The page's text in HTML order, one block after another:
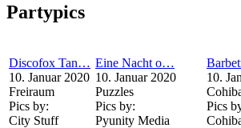
Partypics
Discofox Tan…
10. Januar 2020
Freiraum
Pics by:
City Stuff
Eine Nacht o…
10. Januar 2020
Puzzles
Pics by:
Pyunity Media
10.
Pics